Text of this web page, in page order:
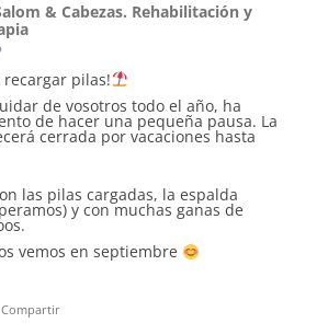
& Cabezas. Rehabilitación y
recargar pilas!
de vosotros todo el año, ha
de hacer una pequeña pausa. La
cerrada por vacaciones hasta
las pilas cargadas, la espalda
y con muchas ganas de
vemos en septiembre
Compartir